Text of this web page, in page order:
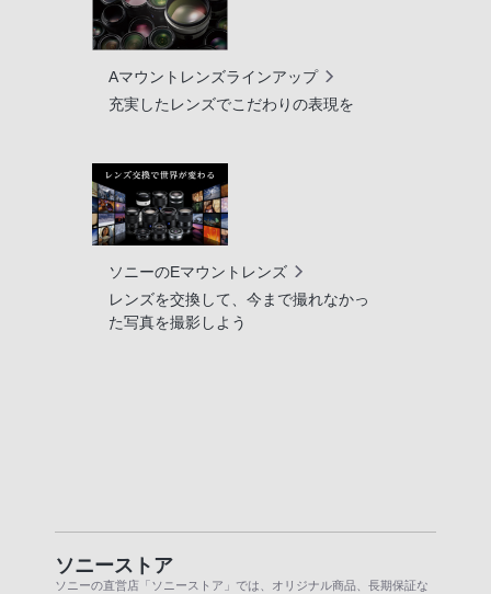
Aマウントレンズラインアップ
充実したレンズでこだわりの表現を
ソニーのEマウントレンズ
レンズを交換して、今まで撮れなかっ
た写真を撮影しよう
ソニーストア
ソニーの直営店「ソニーストア」では、オリジナル商品、長期保証な